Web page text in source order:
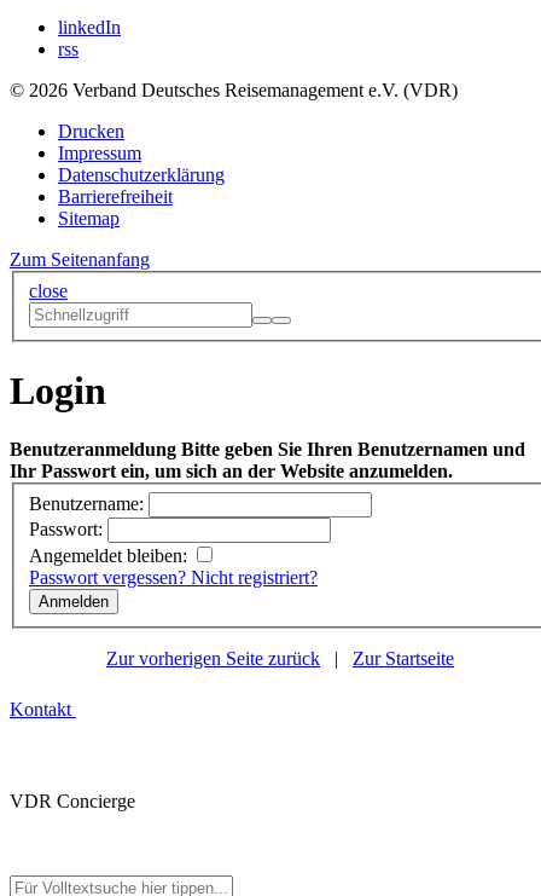
linkedIn
rss
© 2026 Verband Deutsches Reisemanagement e.V. (VDR)
Drucken
Impressum
Datenschutzerklärung
Barrierefreiheit
Sitemap
Zum Seitenanfang
close
Login
Benutzeranmeldung Bitte geben Sie Ihren Benutzernamen und
Ihr Passwort ein, um sich an der Website anzumelden.
Benutzername:
Passwort:
Angemeldet bleiben:
Passwort vergessen? Nicht registriert?
Zur vorherigen Seite zurück | Zur Startseite
Kontakt
VDR Concierge